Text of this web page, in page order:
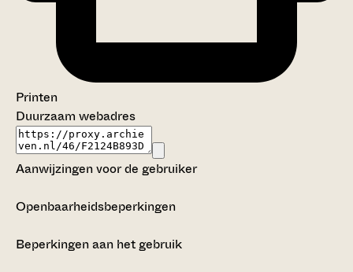
Printen
Duurzaam webadres
Aanwijzingen voor de gebruiker
Openbaarheidsbeperkingen
Beperkingen aan het gebruik